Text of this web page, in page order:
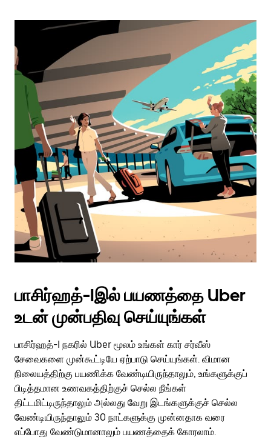
தேர்ந்தெடுக்கவும்.
மூட
எஸ்கேப்
பொத்தான்
அழுத்தவும்.
பாசிர்ஹத்-Iஇல் பயணத்தை Uber
உடன் முன்பதிவு செய்யுங்கள்
பாசிர்ஹத்-I நகரில் Uber மூலம் உங்கள் கார் சர்வீஸ்
சேவைகளை முன்கூட்டியே ஏற்பாடு செய்யுங்கள். விமான
நிலையத்திற்கு பயணிக்க வேண்டியிருந்தாலும், உங்களுக்குப்
பிடித்தமான உணவகத்திற்குச் செல்ல நீங்கள்
திட்டமிட்டிருந்தாலும் அல்லது வேறு இடங்களுக்குச் செல்ல
வேண்டியிருந்தாலும் 30 நாட்களுக்கு முன்னதாக வரை
எப்போது வேண்டுமானாலும் பயணத்தைக் கோரலாம்.